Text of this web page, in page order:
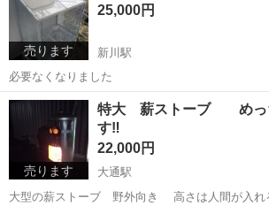
売ります
25,000円
新川駅
必要なくなりました
北海道 札幌市 新川駅 生活雑貨
売ります
特大 薪ストーブ めっ
す‼️
22,000円
大通駅
大型の薪ストーブ 野外向き 高さは人間が入れ